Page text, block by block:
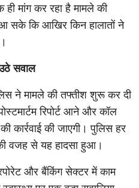
ही मांग कर रहा है मामले की
आ सके कि आखिर किन हालातों ने
सवाल
ने मामले की तफ्तीश शुरू कर दी
रिपोर्ट आने और कॉल
कार्रवाई की जाएगी। पुलिस हर
वजह से यह हादसा हुआ।
और बैंकिंग सेक्टर में काम